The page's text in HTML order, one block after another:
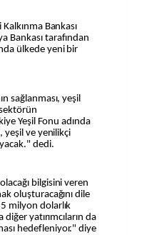
Bankası
Bankası tarafından
ülkede yeni bir
sağlanması, yeşil
Yeşil Fonu adında
yeşil ve yenilikçi
dedi.
bilgisini veren
oluşturacağını dile
milyon dolarlık
yatırımcıların da
hedefleniyor." diye